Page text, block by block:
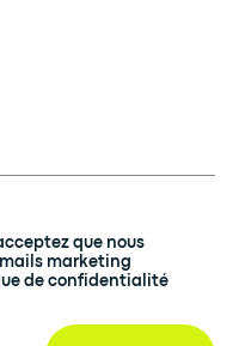
que nous
mails marketing
de confidentialité